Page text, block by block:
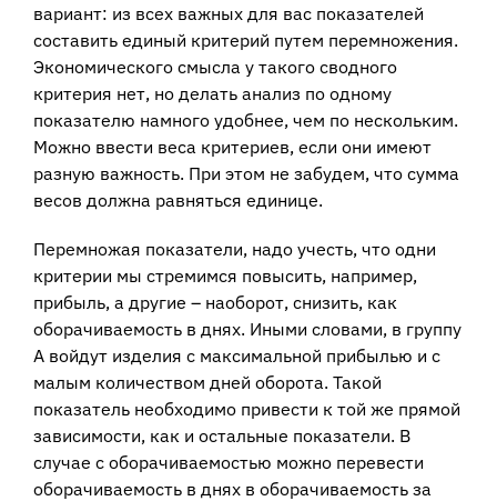
вариант: из всех важных для вас показателей
составить единый критерий путем перемножения.
Экономического смысла у такого сводного
критерия нет, но делать анализ по одному
показателю намного удобнее, чем по нескольким.
Можно ввести веса критериев, если они имеют
разную важность. При этом не забудем, что сумма
весов должна равняться единице.
Перемножая показатели, надо учесть, что одни
критерии мы стремимся повысить, например,
прибыль, а другие – наоборот, снизить, как
оборачиваемость в днях. Иными словами, в группу
А войдут изделия с максимальной прибылью и с
малым количеством дней оборота. Такой
показатель необходимо привести к той же прямой
зависимости, как и остальные показатели. В
случае с оборачиваемостью можно перевести
оборачиваемость в днях в оборачиваемость за